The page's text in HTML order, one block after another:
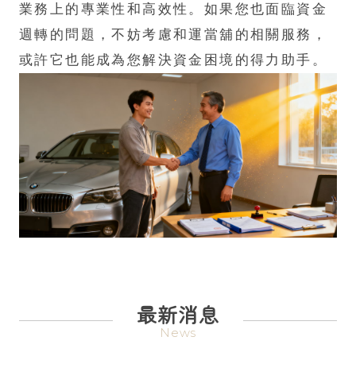
業務上的專業性和高效性。如果您也面臨資金
週轉的問題，不妨考慮和運當舖的相關服務，
或許它也能成為您解決資金困境的得力助手。
最新消息
News